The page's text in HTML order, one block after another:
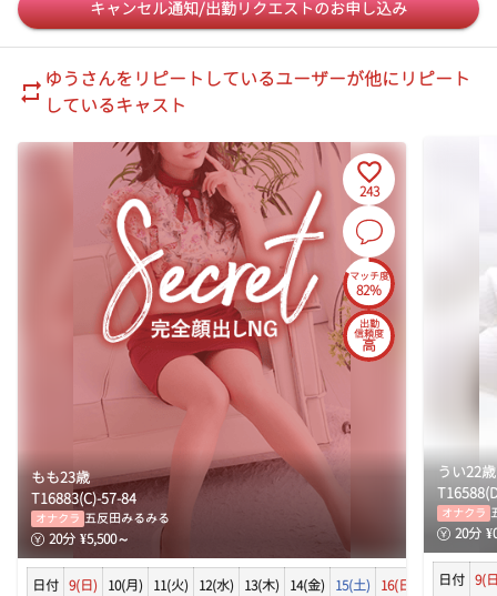
キャンセル通知/出勤リクエストのお申し込み
ゆうさんをリピートしているユーザーが他にリピート
しているキャスト
243
マッチ度
82%
出勤
信頼度
高
もも23歳
T16883(C)-57-84
オナクラ 五反田みるみる
20分 ¥5,500～
日付 9(日) 10(月) 11(火) 12(水) 13(木) 14(金) 15(土) 16(日) 17(月)
18(
うい22歳
T16588(
オナクラ
20分 ¥
日付 9(